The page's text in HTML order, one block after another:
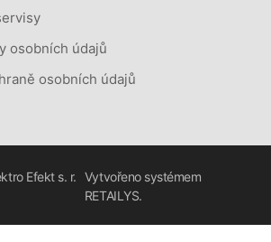
osobních údajů
osobních údajů
Efekt s. r. Vytvořeno systémem
RETAILYS.